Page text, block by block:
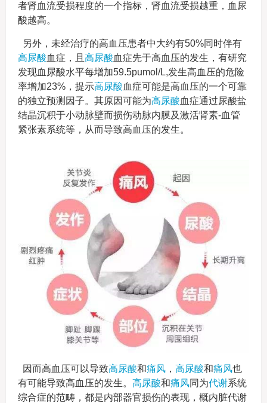
者肾血流受损程度的一个指标，肾血流受损越重，血尿
酸越高。
另外，未经治疗的高血压患者中大约有50%同时伴有
高尿酸血症，且 高尿酸血症先于高血压的发生，有研究
发现血尿酸水平每增加59.5pumol/L,发生高血压的危险
率增加23%，提示高尿酸血症可能是高血压的一个可靠
的独立预测因子。其原因可能为高尿酸血症通过尿酸盐
结晶沉积于小动脉壁而损伤动脉内膜及激活肾素-血管
紧张素系统等，从而导致高血压的发生。
因而高血压可以导致高尿酸和痛风， 高尿酸和痛风也
有可能导致高血压的发生。 高尿酸和痛风同为代谢系统
综合症的范畴，都是内部器官损伤的表现，概内脏代谢